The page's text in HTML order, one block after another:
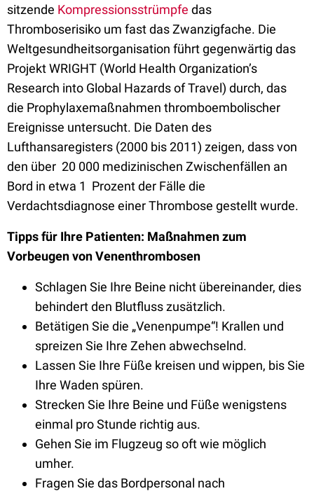
sitzende Kompressionsstrümpfe das
Thromboserisiko um fast das Zwanzigfache. Die
Weltgesundheitsorganisation führt gegenwärtig das
Projekt WRIGHT (World Health Organization’s
Research into Global Hazards of Travel) durch, das
die Prophylaxemaßnahmen thromboembolischer
Ereignisse untersucht. Die Daten des
Lufthansaregisters (2000 bis 2011) zeigen, dass von
den über 20 000 medizinischen Zwischenfällen an
Bord in etwa 1 Prozent der Fälle die
Verdachtsdiagnose einer Thrombose gestellt wurde.
Tipps für Ihre Patienten: Maßnahmen zum
Vorbeugen von Venenthrombosen
Schlagen Sie Ihre Beine nicht übereinander, dies
behindert den Blutfluss zusätzlich.
Betätigen Sie die „Venenpumpe“! Krallen und
spreizen Sie Ihre Zehen abwechselnd.
Lassen Sie Ihre Füße kreisen und wippen, bis Sie
Ihre Waden spüren.
Strecken Sie Ihre Beine und Füße wenigstens
einmal pro Stunde richtig aus.
Gehen Sie im Flugzeug so oft wie möglich
umher.
Fragen Sie das Bordpersonal nach